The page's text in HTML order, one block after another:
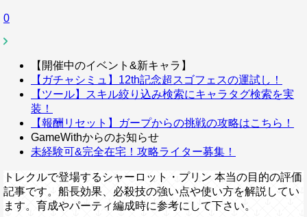
0
【開催中のイベント&新キャラ】
【ガチャシミュ】12th記念超スゴフェスの運試し！
【ツール】スキル絞り込み検索にキャラタグ検索を実
装！
【報酬リセット】ガープからの挑戦の攻略はこちら！
GameWithからのお知らせ
未経験可&完全在宅！攻略ライター募集！
トレクルで登場するシャーロット・プリン 本当の目的の評価
記事です。船長効果、必殺技の強い点や使い方を解説してい
ます。育成やパーティ編成時に参考にして下さい。